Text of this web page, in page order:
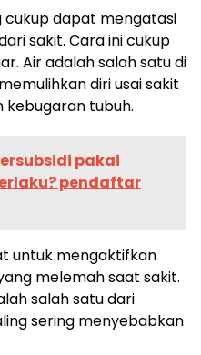
cukup dapat mengatasi
sakit. Cara ini cukup
Air adalah salah satu di
diri usai sakit
tubuh.
pakai
pendaftar
untuk mengaktifkan
melemah saat sakit.
salah satu dari
sering menyebabkan